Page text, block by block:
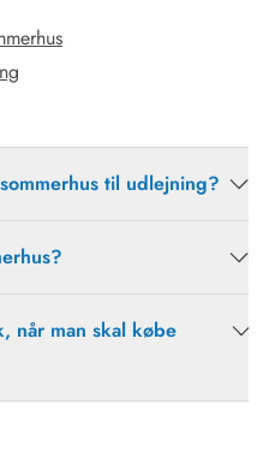
til udlejning?
når man skal købe